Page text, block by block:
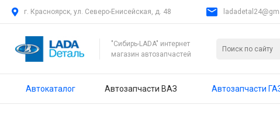
г. Красноярск, ул. Северо-Енисейская, д. 48
"Сибирь-LADA" интернет
магазин автозапчастей
Автокаталог Автозапчасти ВАЗ Автозапчасти